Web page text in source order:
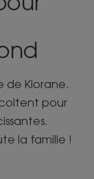
de Klorane.
pour
la famille !